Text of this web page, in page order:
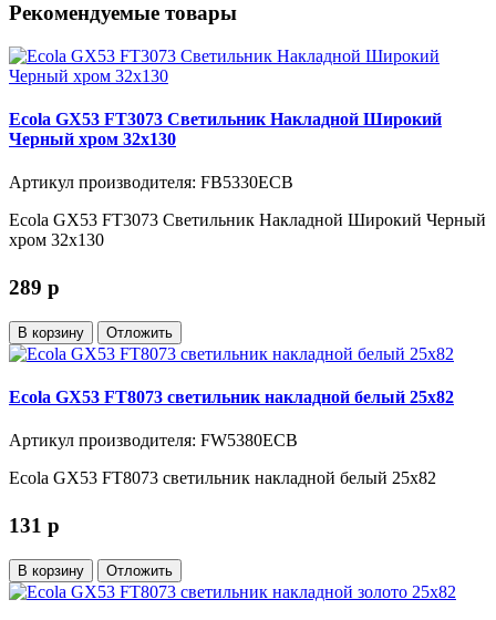
Рекомендуемые товары
Ecola GX53 FT3073 Светильник Накладной Широкий
Черный хром 32x130
Артикул производителя: FB5330ECB
Ecola GX53 FT3073 Светильник Накладной Широкий Черный
хром 32x130
289 p
В корзину Отложить
Ecola GX53 FT8073 светильник накладной белый 25x82
Артикул производителя: FW5380ECB
Ecola GX53 FT8073 светильник накладной белый 25x82
131 p
В корзину Отложить